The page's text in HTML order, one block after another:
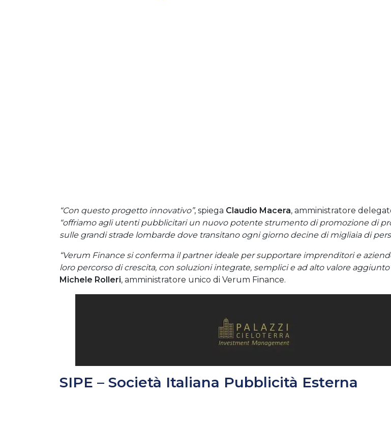
“Con questo progetto innovativo”, spiega Claudio Macera, amministratore
“offriamo agli utenti pubblicitari un nuovo potente strumento di promozione di
sulle grandi strade lombarde dove transitano ogni giorno decine di migliaia di
“Verum Finance si conferma il partner ideale per supportare imprenditori e
loro percorso di crescita, con soluzioni integrate, semplici e ad alto valore
Michele Rolleri, amministratore unico di Verum Finance.
SIPE – Società Italiana Pubblicità Esterna